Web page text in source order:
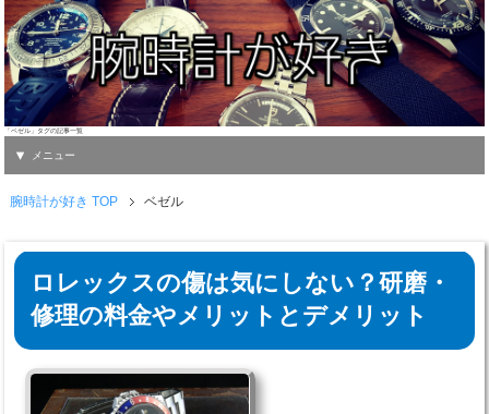
「ベゼル」タグの記事一覧
メニュー
腕時計が好き TOP ベゼル
ロレックスの傷は気にしない？研磨・
修理の料金やメリットとデメリット